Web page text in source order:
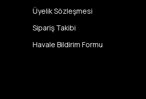
Üyelik Sözleşmesi
Sipariş Takibi
Havale Bildirim Formu